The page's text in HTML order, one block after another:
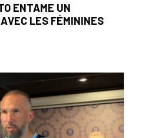
ENTAME UN
LES FÉMININES